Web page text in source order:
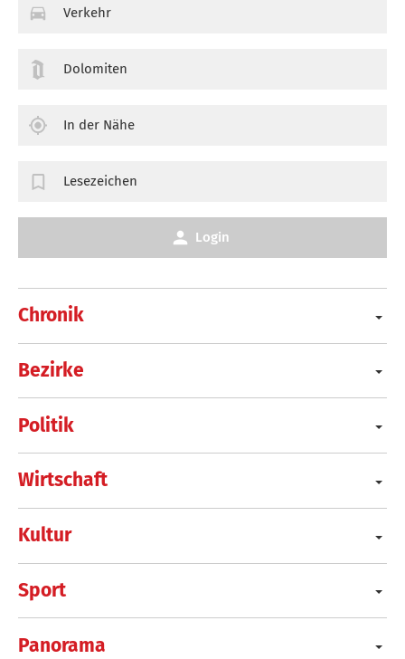
Chronik
Bezirke
Politik
Wirtschaft
Kultur
Sport
Panorama
Verkehr
Dolomiten
In der Nähe
Lesezeichen
Login